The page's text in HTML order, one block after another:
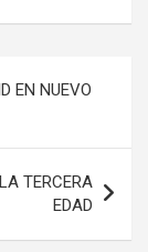
EN NUEVO
TERCERA
EDAD